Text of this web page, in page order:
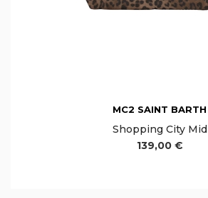
MC2 SAINT BARTH
Shopping City Mid
139,00 €